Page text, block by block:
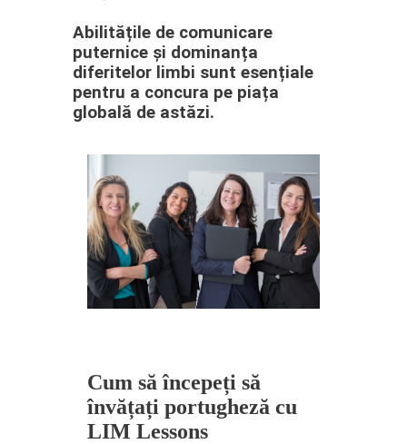
Abilitățile de comunicare
puternice și dominanța
diferitelor limbi sunt esențiale
pentru a concura pe piața
globală de astăzi.
Cum să începeți să
învățați portugheză cu
LIM Lessons